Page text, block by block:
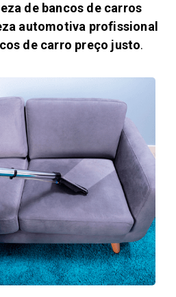
de bancos de carros
automotiva profissional
de carro preço justo.